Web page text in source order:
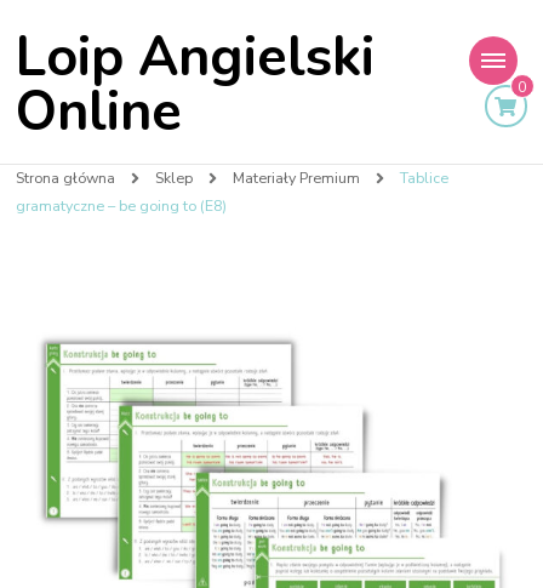
Loip Angielski
Online 0
Strona główna Sklep Materiały Premium
Tablice
gramatyczne – be going to (E8)